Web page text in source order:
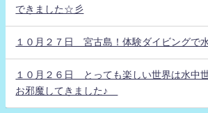
できました☆彡
１０月２７日 宮古島！体験ダイビングで
１０月２６日 とっても楽しい世界は水中
お邪魔してきました♪